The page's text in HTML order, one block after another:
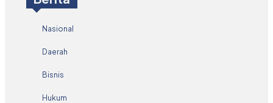
Nasional
Daerah
Bisnis
Hukum